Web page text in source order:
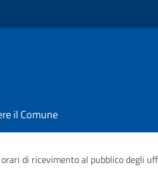
il Comune
di ricevimento al pubblico degli